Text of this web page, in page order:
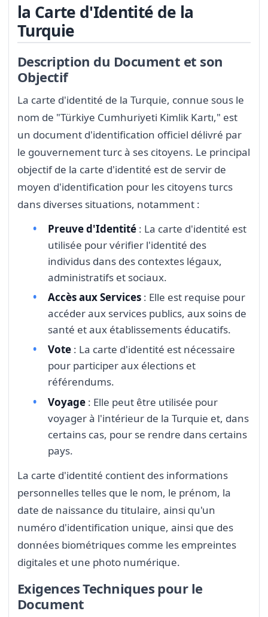
la Carte d'Identité de la
Turquie
Description du Document et son
Objectif
La carte d'identité de la Turquie, connue sous le
nom de "Türkiye Cumhuriyeti Kimlik Kartı," est
un document d'identification officiel délivré par
le gouvernement turc à ses citoyens. Le principal
objectif de la carte d'identité est de servir de
moyen d'identification pour les citoyens turcs
dans diverses situations, notamment :
Preuve d'Identité : La carte d'identité est
utilisée pour vérifier l'identité des
individus dans des contextes légaux,
administratifs et sociaux.
Accès aux Services : Elle est requise pour
accéder aux services publics, aux soins de
santé et aux établissements éducatifs.
Vote : La carte d'identité est nécessaire
pour participer aux élections et
référendums.
Voyage : Elle peut être utilisée pour
voyager à l'intérieur de la Turquie et, dans
certains cas, pour se rendre dans certains
pays.
La carte d'identité contient des informations
personnelles telles que le nom, le prénom, la
date de naissance du titulaire, ainsi qu'un
numéro d'identification unique, ainsi que des
données biométriques comme les empreintes
digitales et une photo numérique.
Exigences Techniques pour le
Document